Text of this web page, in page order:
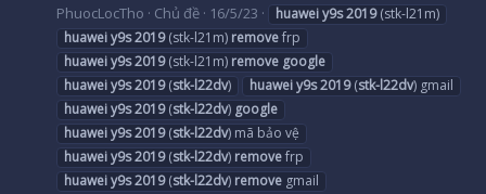
PhuocLocTho Chủ đề 16/5/23 huaweiy9s2019(stk-l21m)
huaweiy9s2019(stk-l21m) removefrp
huaweiy9s2019(stk-l21m) remove google
huaweiy9s2019(stk-l22dv) huaweiy9s2019(stk-l22dv) gmail
huaweiy9s2019(stk-l22dv) google
huaweiy9s2019(stk-l22dv) mã bảo vệ
huaweiy9s2019(stk-l22dv) removefrp
huaweiy9s2019(stk-l22dv) remove gmail